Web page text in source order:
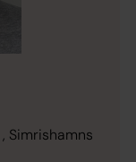
Simrishamns